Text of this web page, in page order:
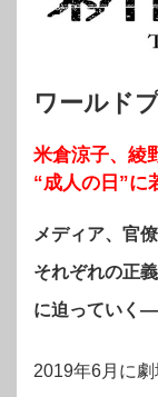
ワールド
米倉涼子、綾
“成人の日”に
メディア、官
それぞれの正
に迫っていく
2019年6月に